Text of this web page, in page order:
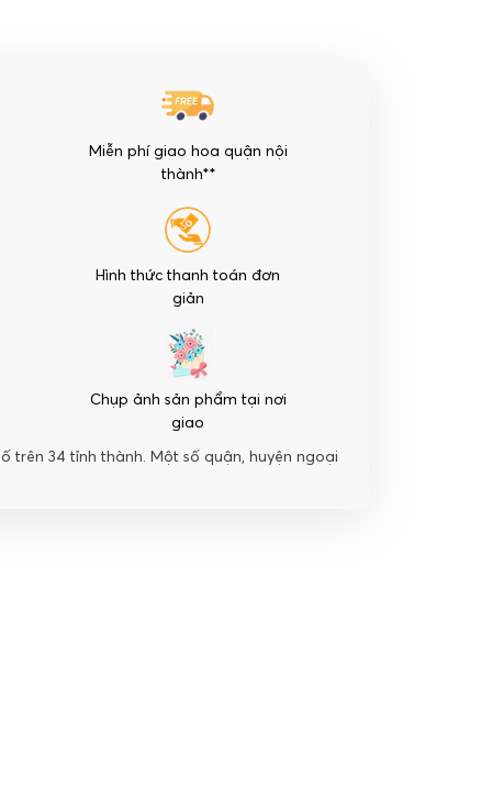
Miễn phí giao hoa quận nội
thành**
Hình thức thanh toán đơn
giản
Chụp ảnh sản phẩm tại nơi
giao
trên 34 tỉnh thành. Một số quận, huyện ngoại